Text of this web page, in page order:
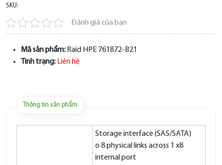
SKU:
Đánh giá của bạn
Mã sản phẩm: Raid HPE 761872-B21
Tình trạng: Liên hệ
Thông tin sản phẩm
Storage interface (SAS/SATA)
o 8 physical links across 1 x8
internal port